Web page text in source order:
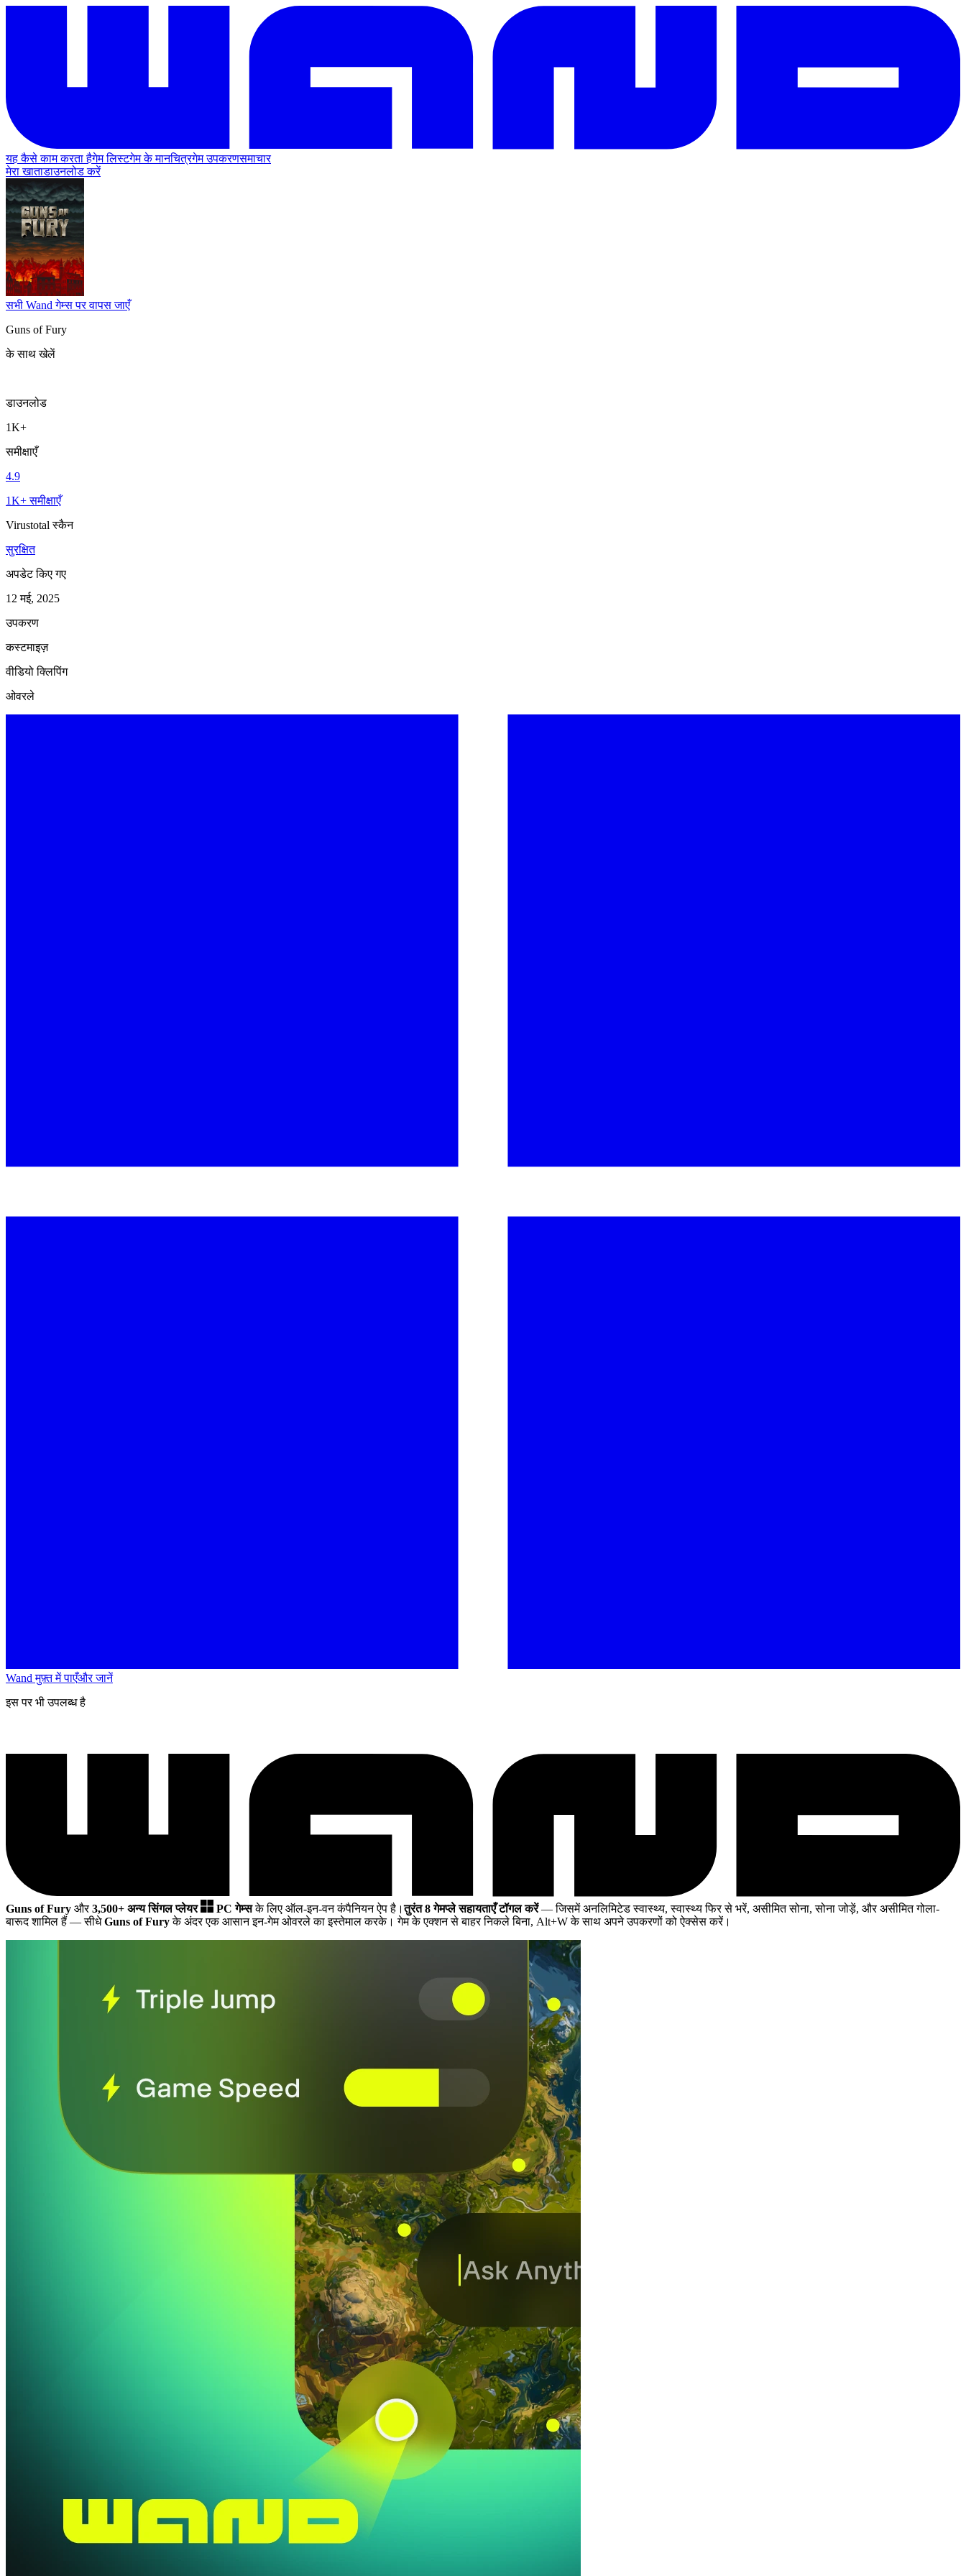
यह कैसे काम करता हैगेम लिस्टगेम के मानचित्रगेम उपकरणसमाचार
मेरा खाताडाउनलोड करें
सभी Wand गेम्स पर वापस जाएँ
Guns of Fury
के साथ खेलें
डाउनलोड
1K+
समीक्षाएँ
4.9
1K+ समीक्षाएँ
Virustotal स्कैन
सुरक्षित
अपडेट किए गए
12 मई, 2025
उपकरण
कस्टमाइज़
वीडियो क्लिपिंग
ओवरले
Wand मुफ़्त में पाएँऔर जानें
इस पर भी उपलब्ध है
Guns of Fury और3,500+ अन्य सिंगल प्लेयर PC गेम्सके लिए ऑल-इन-वन कंपैनियन ऐप है।तुरंत 8 गेमप्ले सहायताएँ टॉगल करें— जिसमें अनलिमिटेड स्वास्थ्य, स्वास्थ्य फिर से भरें, असीमित सोना, सोना जोड़ें, और असीमित गोला-
बारूद शामिल हैं — सीधेGuns of Furyके अंदर एक आसान इन-गेम ओवरले का इस्तेमाल करके। गेम के एक्शन से बाहर निकले बिना, Alt+W के साथ अपने उपकरणों को ऐक्सेस करें।